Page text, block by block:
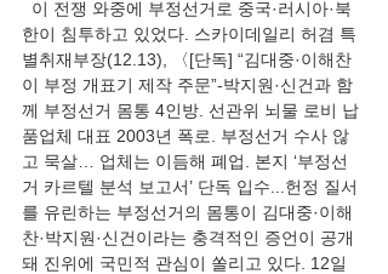
이 전쟁 와중에 부정선거로 중국·러시아·북
한이 침투하고 있었다. 스카이데일리 허겸 특
별취재부장(12.13), 〈[단독] “김대중·이해찬
이 부정 개표기 제작 주문”-박지원·신건과 함
께 부정선거 몸통 4인방. 선관위 뇌물 로비 납
품업체 대표 2003년 폭로. 부정선거 수사 않
고 묵살… 업체는 이듬해 폐업. 본지 ‘부정선
거 카르텔 분석 보고서’ 단독 입수...헌정 질서
를 유린하는 부정선거의 몸통이 김대중·이해
찬·박지원·신건이라는 충격적인 증언이 공개
돼 진위에 국민적 관심이 쏠리고 있다. 12일